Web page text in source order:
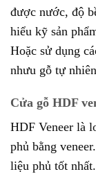
được nước, độ
hiểu kỹ sản
Hoặc sử dụng
nhưu gỗ tự
Cửa gỗ HDF
HDF Veneer là
phủ bằng
liệu phủ tốt